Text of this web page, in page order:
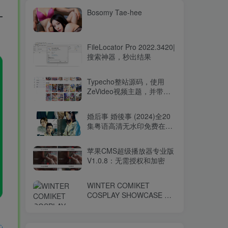
Bosomy Tae-hee
FileLocator Pro 2022.3420|
搜索神器，秒出结果
Typecho整站源码，使用
ZeVideo视频主题，并带有
婚后事 婚後事 (2024)全20
集粤语高清无水印免费在线
苹果CMS超级播放器专业版
V1.0.8：无需授权和加密
WINTER COMIKET
COSPLAY SHOWCASE コ